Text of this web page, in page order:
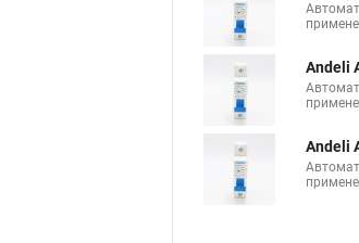
Andeli
Andeli